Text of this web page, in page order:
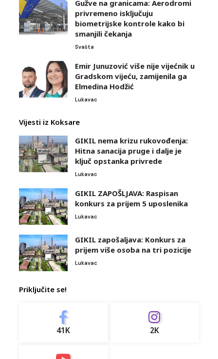
Gužve na granicama: Aerodromi
privremeno isključuju
biometrijske kontrole kako bi
smanjili čekanja
Svašta
Emir Junuzović više nije vijećnik u
Gradskom vijeću, zamijenila ga
Elmedina Hodžić
Lukavac
Vijesti iz Koksare
GIKIL nema krizu rukovođenja:
Hitna sanacija pruge i dalje je
ključ opstanka privrede
Lukavac
GIKIL ZAPOŠLJAVA: Raspisan
konkurs za prijem 5 uposlenika
Lukavac
GIKIL zapošaljava: Konkurs za
prijem više osoba na tri pozicije
Lukavac
Priključite se!
41K 2K